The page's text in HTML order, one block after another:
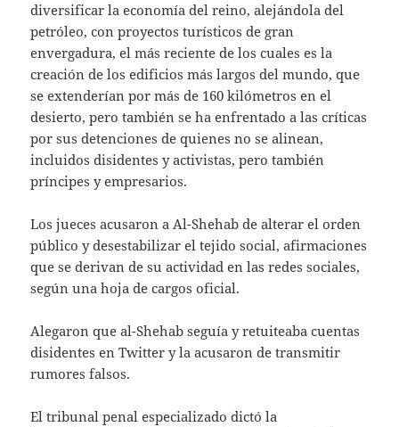
diversificar la economía del reino, alejándola del
petróleo, con proyectos turísticos de gran
envergadura, el más reciente de los cuales es la
creación de los edificios más largos del mundo, que
se extenderían por más de 160 kilómetros en el
desierto, pero también se ha enfrentado a las críticas
por sus detenciones de quienes no se alinean,
incluidos disidentes y activistas, pero también
príncipes y empresarios.
Los jueces acusaron a Al-Shehab de alterar el orden
público y desestabilizar el tejido social, afirmaciones
que se derivan de su actividad en las redes sociales,
según una hoja de cargos oficial.
Alegaron que al-Shehab seguía y retuiteaba cuentas
disidentes en Twitter y la acusaron de transmitir
rumores falsos.
El tribunal penal especializado dictó la